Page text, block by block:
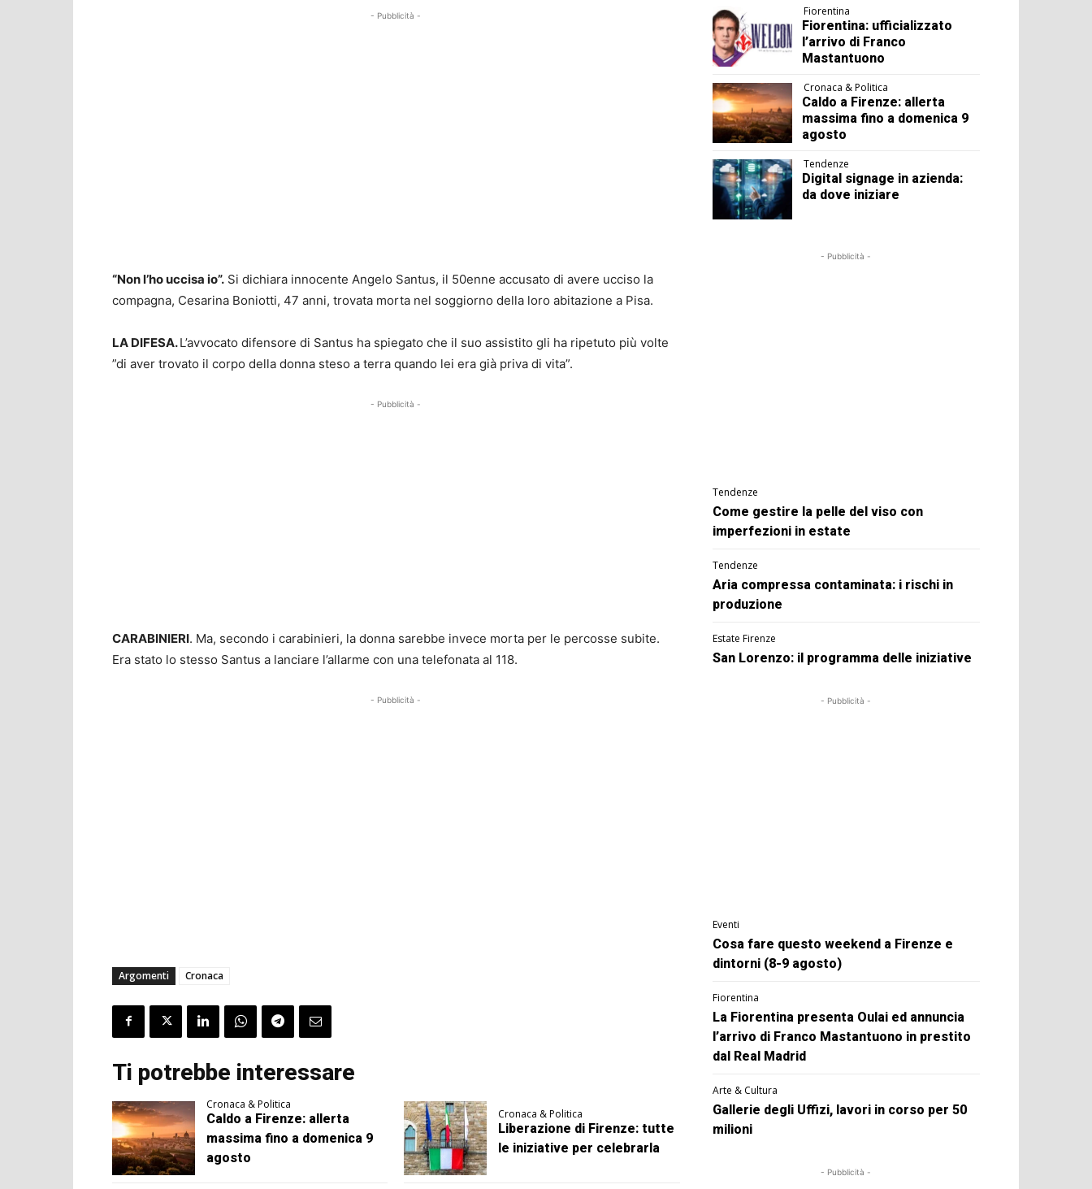
- Pubblicità -
“Non l’ho uccisa io”. Si dichiara innocente Angelo Santus, il 50enne accusato di avere ucciso la
compagna, Cesarina Boniotti, 47 anni, trovata morta nel soggiorno della loro abitazione a Pisa.
LA DIFESA.L’avvocato difensore di Santus ha spiegato che il suo assistito gli ha ripetuto più volte
”di aver trovato il corpo della donna steso a terra quando lei era già priva di vita”.
- Pubblicità -
CARABINIERI. Ma, secondo i carabinieri, la donna sarebbe invece morta per le percosse subite.
Era stato lo stesso Santus a lanciare l’allarme con una telefonata al 118.
- Pubblicità -
Argomenti Cronaca
Ti potrebbe interessare
Cronaca & Politica
Caldo a Firenze: allerta
massima fino a domenica 9
agosto
Cronaca & Politica
Liberazione di Firenze: tutte
le iniziative per celebrarla
Fiorentina
Fiorentina: ufficializzato
l’arrivo di Franco
Mastantuono
Cronaca & Politica
Caldo a Firenze: allerta
massima fino a domenica 9
agosto
Tendenze
Digital signage in azienda:
da dove iniziare
- Pubblicità -
Tendenze
Come gestire la pelle del viso con
imperfezioni in estate
Tendenze
Aria compressa contaminata: i rischi in
produzione
Estate Firenze
San Lorenzo: il programma delle iniziative
- Pubblicità -
Eventi
Cosa fare questo weekend a Firenze e
dintorni (8-9 agosto)
Fiorentina
La Fiorentina presenta Oulai ed annuncia
l’arrivo di Franco Mastantuono in prestito
dal Real Madrid
Arte & Cultura
Gallerie degli Uffizi, lavori in corso per 50
milioni
- Pubblicità -